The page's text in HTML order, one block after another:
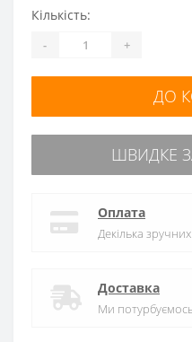
Кількість:
- +
ДО
ШВИДКЕ
Оплата
Декілька
Доставка
Ми